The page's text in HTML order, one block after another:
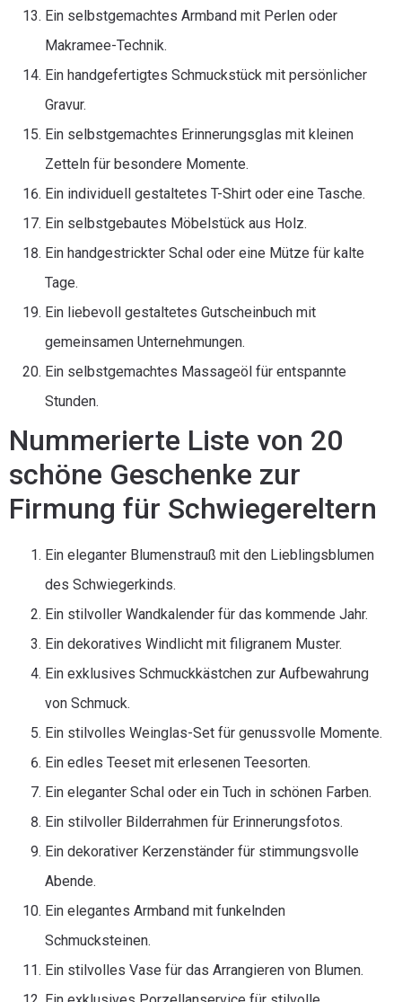
Ein selbstgemachtes Armband mit Perlen oder
Makramee-Technik.
Ein handgefertigtes Schmuckstück mit persönlicher
Gravur.
Ein selbstgemachtes Erinnerungsglas mit kleinen
Zetteln für besondere Momente.
Ein individuell gestaltetes T-Shirt oder eine Tasche.
Ein selbstgebautes Möbelstück aus Holz.
Ein handgestrickter Schal oder eine Mütze für kalte
Tage.
Ein liebevoll gestaltetes Gutscheinbuch mit
gemeinsamen Unternehmungen.
Ein selbstgemachtes Massageöl für entspannte
Stunden.
Nummerierte Liste von 20
schöne Geschenke zur
Firmung für Schwiegereltern
Ein eleganter Blumenstrauß mit den Lieblingsblumen
des Schwiegerkinds.
Ein stilvoller Wandkalender für das kommende Jahr.
Ein dekoratives Windlicht mit filigranem Muster.
Ein exklusives Schmuckkästchen zur Aufbewahrung
von Schmuck.
Ein stilvolles Weinglas-Set für genussvolle Momente.
Ein edles Teeset mit erlesenen Teesorten.
Ein eleganter Schal oder ein Tuch in schönen Farben.
Ein stilvoller Bilderrahmen für Erinnerungsfotos.
Ein dekorativer Kerzenständer für stimmungsvolle
Abende.
Ein elegantes Armband mit funkelnden
Schmucksteinen.
Ein stilvolles Vase für das Arrangieren von Blumen.